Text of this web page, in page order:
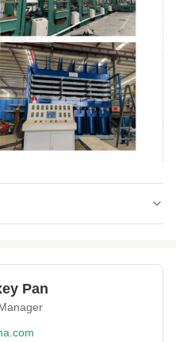
mm x 3000 mm
Pan